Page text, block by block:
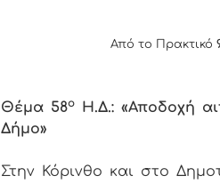
Από το Πρακτικό
Θέμα 58ο
Η.Δ.: «Αποδοχή
Δήμο»
Στην Κόρινθο και στο